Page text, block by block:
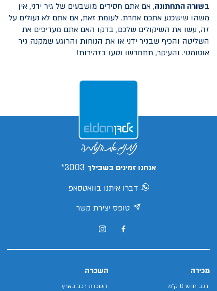
בשורה התחתונה, אם אתם חסידים מושבעים של גיר ידני, אין
משהו שישכנע אתכם אחרת. לעומת זאת, אם אתם לא נעולים על
זה, עשו את השיקולים שלכם, בדקו האם אתם מעדיפים את
השליטה והכיף שבגיר ידני או את הנוחות והרוגע שמקנה גיר
אוטומטי. והעיקר, תתחדשו וסעו בזהירות!
אנחנו זמינים בשבילך 3003*
דברו איתנו בוואטסאפ
טופס יצירת קשר
מכירה
רכב חדש 0 ק"מ
השכרה
השכרת רכב בארץ